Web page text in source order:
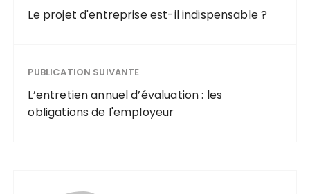
Le projet d'entreprise est-il indispensable ?
PUBLICATION SUIVANTE
L’entretien annuel d’évaluation : les
obligations de l'employeur